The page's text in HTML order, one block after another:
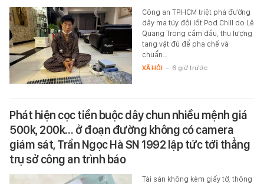
Công an TP.HCM triệt phá đường
dây ma túy đội lốt Pod Chill do Lê
Quang Trọng cầm đầu, thu lượng
tang vật đủ để pha chế và
chuẩn…
XÃ HỘI - 6 giờ trước
Phát hiện cọc tiền buộc dây chun nhiều mệnh giá
500k, 200k… ở đoạn đường không có camera
giám sát, Trần Ngọc Hà SN 1992 lập tức tới thẳng
trụ sở công an trình báo
Tài sản không kèm giấy tờ, thông